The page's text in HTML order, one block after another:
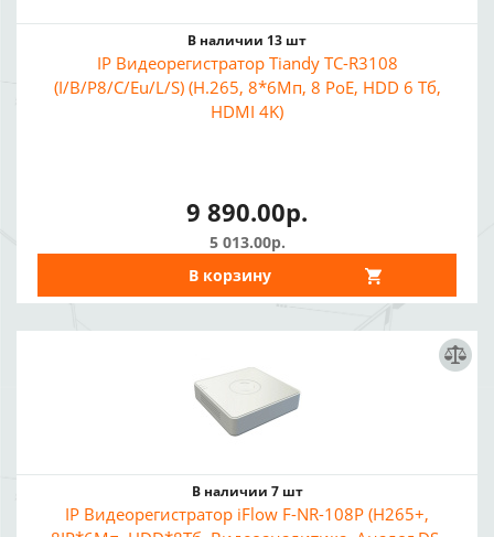
В наличии 13 шт
IP Видеорегистратор Tiandy TC-R3108
(I/B/P8/C/Eu/L/S) (H.265, 8*6Мп, 8 PoE, HDD 6 Тб,
HDMI 4K)
9 890.00р.
5 013.00р.
В корзину
В наличии 7 шт
IP Видеорегистратор iFlow F-NR-108P (H265+,